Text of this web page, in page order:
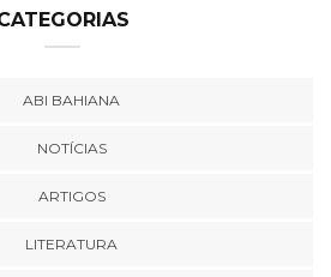
ABI BAHIANA
NOTÍCIAS
ARTIGOS
LITERATURA